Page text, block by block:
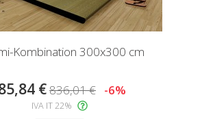
Kombination 300x300 cm
€836,01 € -6%
IVA IT 22%